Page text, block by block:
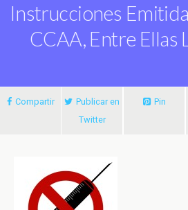
Instrucciones
CCAA, Entre Ellas
Compartir
Publicar en
Twitter
Pin